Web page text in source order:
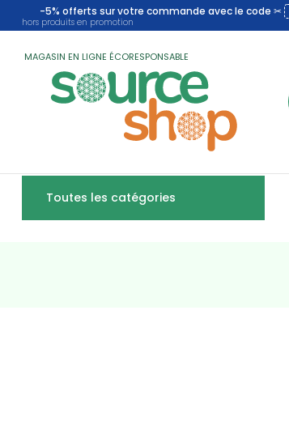
-5% offerts sur votre commande avec le code ✂
hors produits en promotion
MAGASIN EN LIGNE ÉCORESPONSABLE
Toutes les catégories